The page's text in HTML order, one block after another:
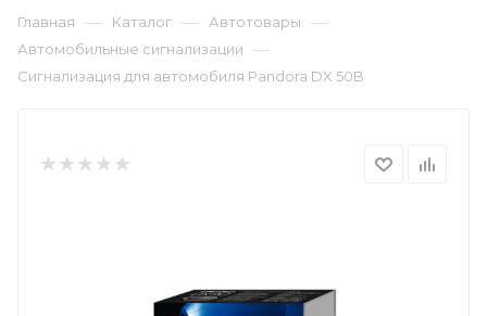
Главная — Каталог — Автотовары —
Автомобильные сигнализации —
Сигнализация для автомобиля Pandora DX 50B